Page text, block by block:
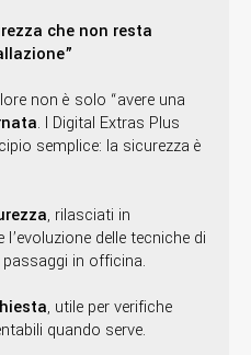
che non resta
non è solo “avere una
. I Digital Extras Plus
semplice: la sicurezza è
, rilasciati in
delle tecniche di
in officina.
, utile per verifiche
quando serve.